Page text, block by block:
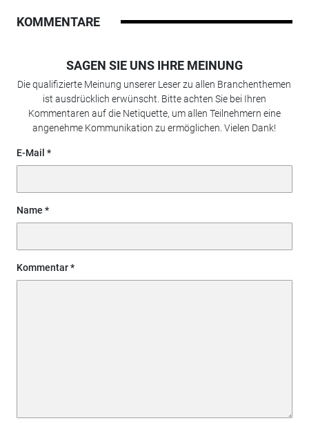
KOMMENTARE
SAGEN SIE UNS IHRE MEINUNG
Die qualifizierte Meinung unserer Leser zu allen Branchenthemen
ist ausdrücklich erwünscht. Bitte achten Sie bei Ihren
Kommentaren auf die Netiquette, um allen Teilnehmern eine
angenehme Kommunikation zu ermöglichen. Vielen Dank!
E-Mail
Name
Kommentar